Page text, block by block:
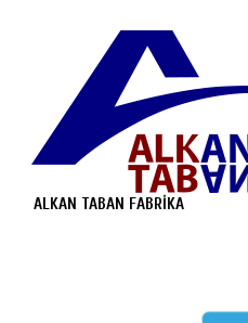
ALKAN TABAN FABRİKA